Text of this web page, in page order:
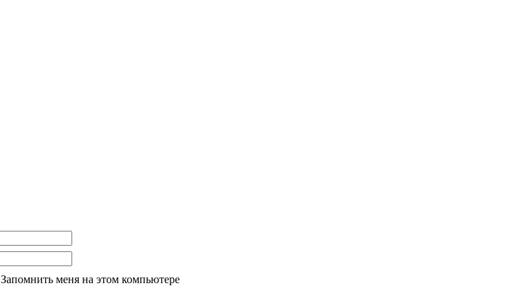
Запомнить меня на этом компьютере